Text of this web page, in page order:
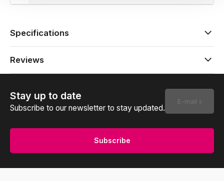
Specifications
Reviews
Stay up to date
Subscribe to our newsletter to stay updated.
Subscribe